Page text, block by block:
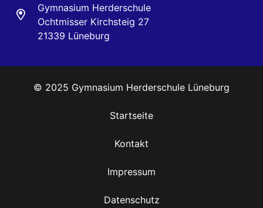
Gymnasium Herderschule
Ochtmisser Kirchsteig 27
21339 Lüneburg
© 2025 Gymnasium Herderschule Lüneburg
Startseite
Kontakt
Impressum
Datenschutz